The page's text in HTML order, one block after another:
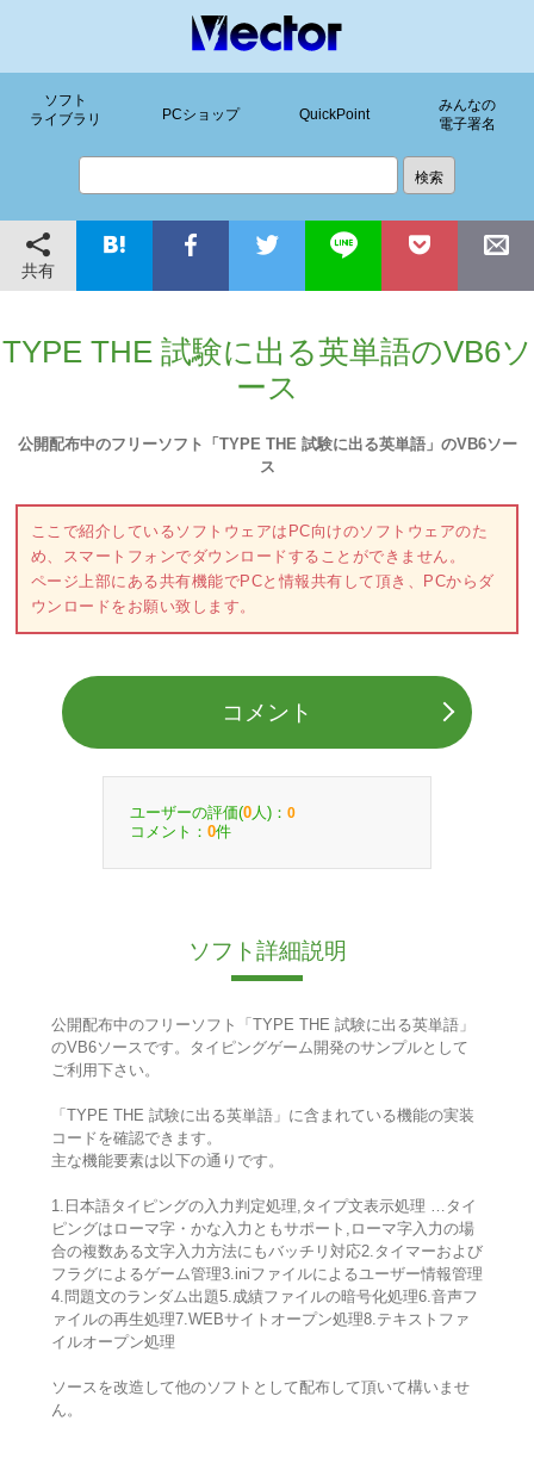
ソフト
ライブラリ
PCショップ QuickPoint
みんなの
電子署名
共有
TYPE THE 試験に出る英単語のVB6ソ
ース
公開配布中のフリーソフト「TYPE THE 試験に出る英単語」のVB6ソー
ス
ここで紹介しているソフトウェアはPC向けのソフトウェアのた
め、スマートフォンでダウンロードすることができません。
ページ上部にある共有機能でPCと情報共有して頂き、PCからダ
ウンロードをお願い致します。
コメント
ユーザーの評価(0 人)： 0
コメント： 0件
ソフト詳細説明
公開配布中のフリーソフト「TYPE THE 試験に出る英単語」
のVB6ソースです。タイピングゲーム開発のサンプルとして
ご利用下さい。
「TYPE THE 試験に出る英単語」に含まれている機能の実装
コードを確認できます。
主な機能要素は以下の通りです。
1.日本語タイピングの入力判定処理,タイプ文表示処理 …タイ
ピングはローマ字・かな入力ともサポート,ローマ字入力の場
合の複数ある文字入力方法にもバッチリ対応2.タイマーおよび
フラグによるゲーム管理3.iniファイルによるユーザー情報管理
4.問題文のランダム出題5.成績ファイルの暗号化処理6.音声フ
ァイルの再生処理7.WEBサイトオープン処理8.テキストファ
イルオープン処理
ソースを改造して他のソフトとして配布して頂いて構いませ
ん。